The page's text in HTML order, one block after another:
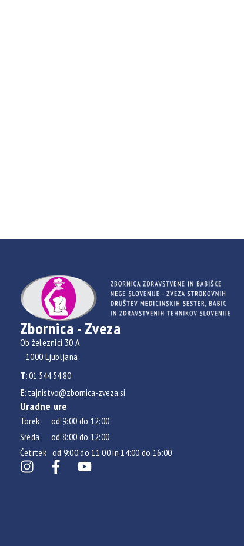
Zbornica - Zveza
Ob železnici 30 A
1000 Ljubljana
T:01 544 54 80
E:tajnistvo@zbornica-zveza.si
Uradne ure
Torek od 9:00 do 12:00
Sreda od 8:00 do 12:00
Četrtek od 9:00 do 11:00 in 14:00 do 16:00